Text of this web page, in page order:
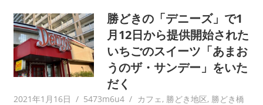
勝どきの「デニーズ」で1
月12日から提供開始された
いちごのスイーツ「あまお
うのザ・サンデー」をいた
だく
2021年1月16日 5473m6u4 カフェ, 勝どき地区, 勝どき橋